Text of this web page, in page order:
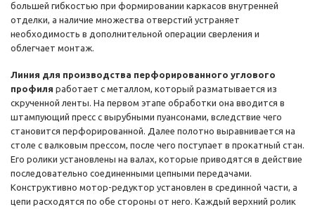
большей гибкостью при формировании каркасов внутренней
отделки, а наличие множества отверстий устраняет
необходимость в дополнительной операции сверления и
облегчает монтаж.
Линия для производства перфорированного углового
профиля работает с металлом, который разматывается из
скрученной ленты. На первом этапе обработки она вводится в
штампующий пресс с вырубными пуансонами, вследствие чего
становится перфорированной. Далее полотно выравнивается на
столе с валковым прессом, после чего поступает в прокатный стан.
Его ролики установлены на валах, которые приводятся в действие
последовательно соединенными цепными передачами.
Конструктивно мотор-редуктор установлен в срединной части, а
цепи расходятся по обе стороны от него. Каждый верхний ролик